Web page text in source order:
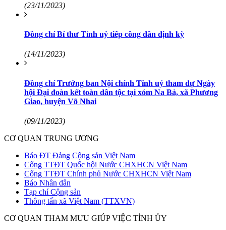
(23/11/2023)
Đồng chí Bí thư Tỉnh uỷ tiếp công dân định kỳ
(14/11/2023)
Đồng chí Trưởng ban Nội chính Tỉnh uỷ tham dự Ngày
hội Đại đoàn kết toàn dân tộc tại xóm Na Bả, xã Phương
Giao, huyện Võ Nhai
(09/11/2023)
CƠ QUAN TRUNG ƯƠNG
Báo ĐT Đảng Cộng sản Việt Nam
Cổng TTĐT Quốc hội Nước CHXHCN Việt Nam
Cổng TTĐT Chính phủ Nước CHXHCN Việt Nam
Báo Nhân dân
Tạp chí Cộng sản
Thông tấn xã Việt Nam (TTXVN)
CƠ QUAN THAM MƯU GIÚP VIỆC TỈNH ỦY